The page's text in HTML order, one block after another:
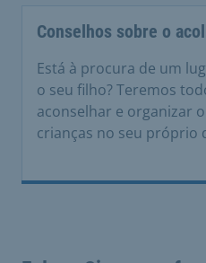
Conselhos sobre o
Está à procura de um
o seu filho? Teremos
aconselhar e organizar
crianças no seu próprio